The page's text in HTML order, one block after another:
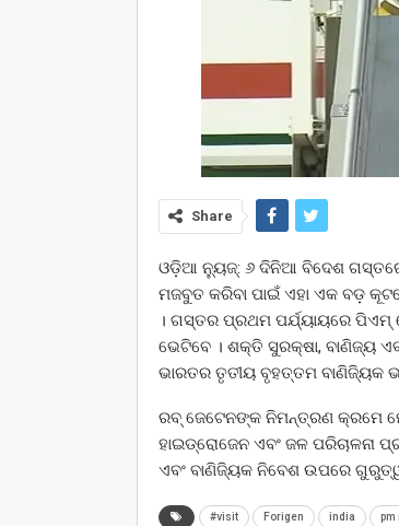
Share
ଓଡ଼ିଆ ନ୍ୟୁଜ୍: ୬ ଦିନିଆ ବିଦେଶ ଗସ୍ତରେ
ମଜବୁତ କରିବା ପାଇଁ ଏହା ଏକ ବଡ଼
। ଗସ୍ତର ପ୍ରଥମ ପର୍ଯ୍ୟାୟରେ
ଭେଟିବେ । ଶକ୍ତି ସୁରକ୍ଷା, ବାଣିଜ୍ୟ
ଭାରତର ତୃତୀୟ ବୃହତ୍ତମ ବାଣିଜ୍ୟିକ
ରବ୍ ଜେଟେନଙ୍କ ନିମନ୍ତ୍ରଣ କ୍ରମେ
ହାଇଡ୍ରୋଜେନ ଏବଂ ଜଳ ପରିଚାଳନା
ଏବଂ ବାଣିଜ୍ୟିକ ନିବେଶ ଉପରେ
#visit Forigen india pm